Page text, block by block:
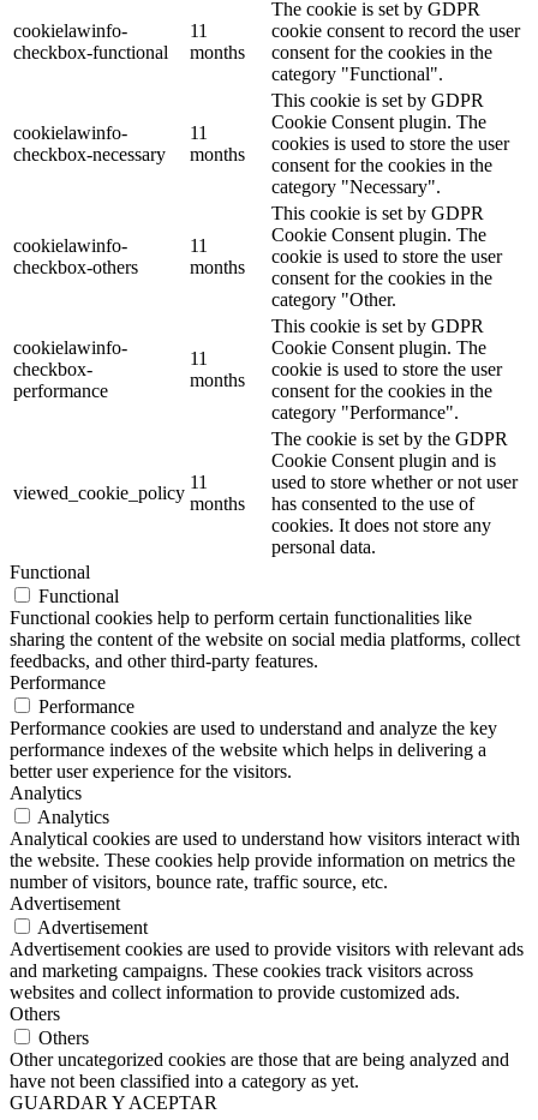
cookielawinfo-
checkbox-functional
11
months
The cookie is set by GDPR
cookie consent to record the user
consent for the cookies in the
category "Functional".
cookielawinfo-
checkbox-necessary
11
months
This cookie is set by GDPR
Cookie Consent plugin. The
cookies is used to store the user
consent for the cookies in the
category "Necessary".
cookielawinfo-
checkbox-others
11
months
This cookie is set by GDPR
Cookie Consent plugin. The
cookie is used to store the user
consent for the cookies in the
category "Other.
cookielawinfo-
checkbox-
performance
11
months
This cookie is set by GDPR
Cookie Consent plugin. The
cookie is used to store the user
consent for the cookies in the
category "Performance".
viewed_cookie_policy
11
months
The cookie is set by the GDPR
Cookie Consent plugin and is
used to store whether or not user
has consented to the use of
cookies. It does not store any
personal data.
Functional
Functional
Functional cookies help to perform certain functionalities like
sharing the content of the website on social media platforms, collect
feedbacks, and other third-party features.
Performance
Performance
Performance cookies are used to understand and analyze the key
performance indexes of the website which helps in delivering a
better user experience for the visitors.
Analytics
Analytics
Analytical cookies are used to understand how visitors interact with
the website. These cookies help provide information on metrics the
number of visitors, bounce rate, traffic source, etc.
Advertisement
Advertisement
Advertisement cookies are used to provide visitors with relevant ads
and marketing campaigns. These cookies track visitors across
websites and collect information to provide customized ads.
Others
Others
Other uncategorized cookies are those that are being analyzed and
have not been classified into a category as yet.
GUARDAR Y ACEPTAR